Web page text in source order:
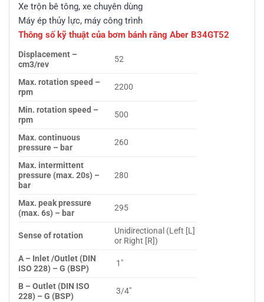
Xe trộn bê tông, xe chuyên dùng
Máy ép thủy lực, máy công trình
Thông số kỹ thuật của bơm bánh răng Aber B34GT52
Displacement –
cm3/rev
52
Max. rotation speed –
rpm
2200
Min. rotation speed –
rpm
500
Max. continuous
pressure – bar
260
Max. intermittent
pressure (max. 20s) –
bar
280
Max. peak pressure
(max. 6s) – bar
295
Sense of rotation
Unidirectional (Left [L]
or Right [R])
A – Inlet /Outlet (DIN
ISO 228) – G (BSP)
1″
B – Outlet (DIN ISO
228) – G (BSP)
3/4″